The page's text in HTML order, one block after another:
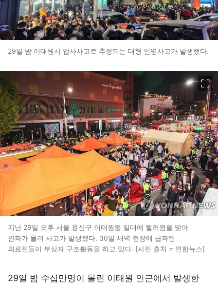
29일 밤 이태원서 압사사고로 추정되는 대형 인명사고가 발생했다.
지난 29일 오후 서울 용산구 이태원동 일대에 핼러윈을 맞아
인파가 몰려 사고가 발생했다. 30일 새벽 현장에 급파된
의료진들이 부상자 구조활동을 하고 있다. [사진 출처 = 연합뉴스]
29일 밤 수십만명이 몰린 이태원 인근에서 발생한